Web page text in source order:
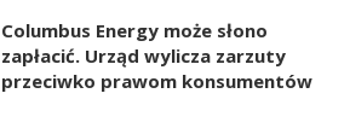
Columbus Energy może słono
zapłacić. Urząd wylicza zarzuty
przeciwko prawom konsumentów